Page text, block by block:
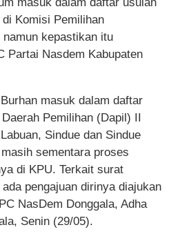
Komisi Pemilihan
kepastikan itu
Partai Nasdem Kabupaten
masuk dalam daftar
Pemilihan (Dapil) II
Sindue dan Sindue
sementara proses
di KPU. Terkait surat
pengajuan dirinya diajukan
NasDem Donggala, Adha
Senin (29/05).